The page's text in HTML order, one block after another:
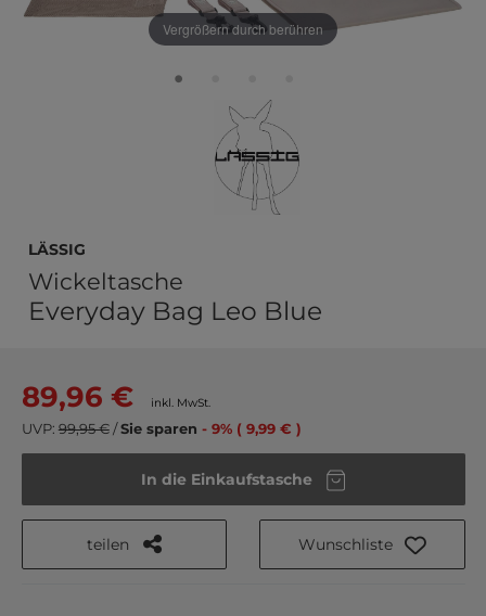
Vergrößern durch berühren
Lässig
Wickeltasche
Everyday Bag Leo Blue
89,96 € inkl. MwSt.
UVP: 99,95 €/Sie sparen - 9% ( 9,99 € )
In die Einkaufstasche
teilen Wunschliste